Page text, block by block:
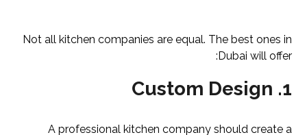
Not all kitchen companies are equal. The best ones in
Dubai will offer:
1.
Custom Design
A professional kitchen company should create a